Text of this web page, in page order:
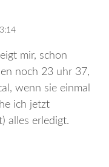
mir, schon
noch 23 uhr 37,
wenn sie einmal
ich jetzt
alles erledigt.